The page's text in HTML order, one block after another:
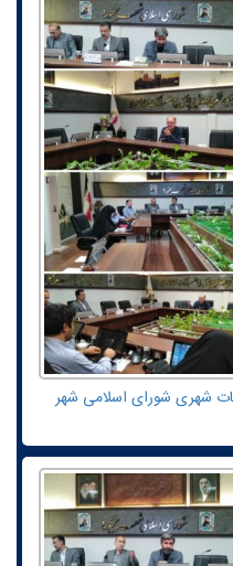
شهری شورای اسلامی شهر